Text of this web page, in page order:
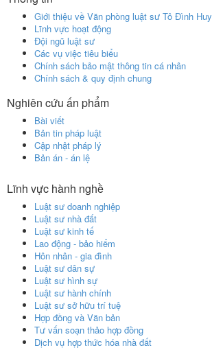
Giới thiệu về Văn phòng luật sư Tô Đình Huy
Lĩnh vực hoạt động
Đội ngũ luật sư
Các vụ việc tiêu biểu
Chính sách bảo mật thông tin cá nhân
Chính sách & quy định chung
Nghiên cứu ấn phẩm
Bài viết
Bản tin pháp luật
Cập nhật pháp lý
Bản án - án lệ
Lĩnh vực hành nghề
Luật sư doanh nghiệp
Luật sư nhà đất
Luật sư kinh tế
Lao động - bảo hiểm
Hôn nhân - gia đình
Luật sư dân sự
Luật sư hình sự
Luật sư hành chính
Luật sư sở hữu trí tuệ
Hợp đồng và Văn bản
Tư vấn soạn thảo hợp đồng
Dịch vụ hợp thức hóa nhà đất